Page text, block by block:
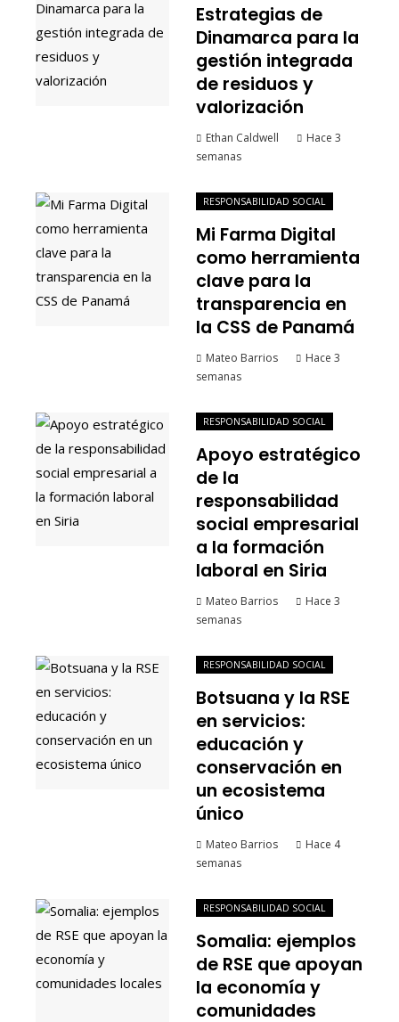
Estrategias de
Dinamarca para la
gestión integrada
de residuos y
valorización
Ethan Caldwell
Hace 3
semanas
RESPONSABILIDAD SOCIAL
Mi Farma Digital
como herramienta
clave para la
transparencia en
la CSS de Panamá
Mateo Barrios
Hace 3
semanas
RESPONSABILIDAD SOCIAL
Apoyo estratégico
de la
responsabilidad
social empresarial
a la formación
laboral en Siria
Mateo Barrios
Hace 3
semanas
RESPONSABILIDAD SOCIAL
Botsuana y la RSE
en servicios:
educación y
conservación en
un ecosistema
único
Mateo Barrios
Hace 4
semanas
RESPONSABILIDAD SOCIAL
Somalia: ejemplos
de RSE que apoyan
la economía y
comunidades